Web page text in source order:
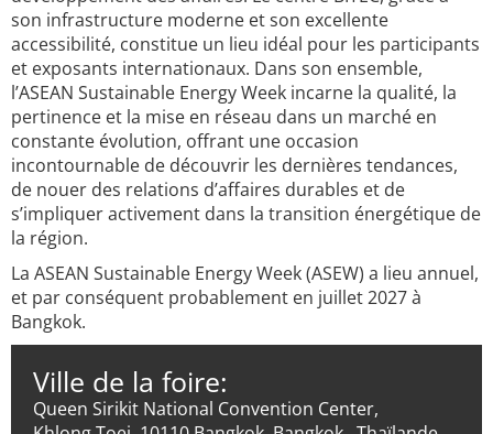
son infrastructure moderne et son excellente
accessibilité, constitue un lieu idéal pour les participants
et exposants internationaux. Dans son ensemble,
l’ASEAN Sustainable Energy Week incarne la qualité, la
pertinence et la mise en réseau dans un marché en
constante évolution, offrant une occasion
incontournable de découvrir les dernières tendances,
de nouer des relations d’affaires durables et de
s’impliquer activement dans la transition énergétique de
la région.
La ASEAN Sustainable Energy Week (ASEW) a lieu annuel,
et par conséquent probablement en juillet 2027 à
Bangkok.
Ville de la foire:
Queen Sirikit National Convention Center,